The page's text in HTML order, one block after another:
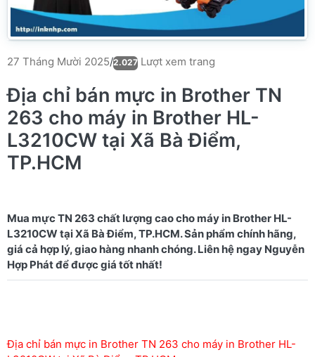
27 Tháng Mười 2025/2.027 Lượt xem trang
Địa chỉ bán mực in Brother TN
263 cho máy in Brother HL-
L3210CW tại Xã Bà Điểm,
TP.HCM
Mua mực TN 263 chất lượng cao cho máy in Brother HL-
L3210CW tại Xã Bà Điểm, TP.HCM. Sản phẩm chính hãng,
giá cả hợp lý, giao hàng nhanh chóng. Liên hệ ngay Nguyễn
Địa chỉ bán mực in Brother TN 263 cho máy in Brother HL-